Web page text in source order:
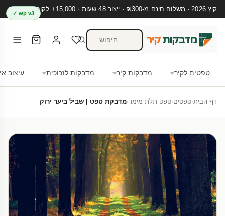
קיץ 2026 · משלוח חינם מ-₪300 · ייצור 48 שעות · 15,000+ לקוחות מרוצים
טפטים לקיר מדבקות קיר מדבקות לזכוכית עיצוב
wp v3 ✓
דף הבית›טפטים›טפט תלת מימד›מדבקת טפט | שביל ביער ירוק